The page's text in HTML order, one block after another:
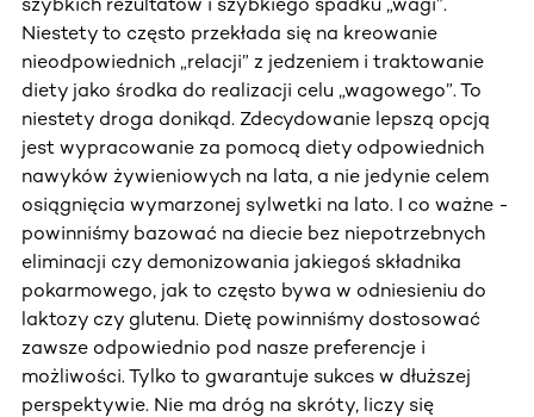
Niestety to często przekłada się na kreowanie
nieodpowiednich „relacji” z jedzeniem i traktowanie
diety jako środka do realizacji celu „wagowego”. To
niestety droga donikąd. Zdecydowanie lepszą opcją
jest wypracowanie za pomocą diety odpowiednich
nawyków żywieniowych na lata, a nie jedynie celem
osiągnięcia wymarzonej sylwetki na lato. I co ważne -
powinniśmy bazować na diecie bez niepotrzebnych
eliminacji czy demonizowania jakiegoś składnika
pokarmowego, jak to często bywa w odniesieniu do
laktozy czy glutenu. Dietę powinniśmy dostosować
zawsze odpowiednio pod nasze preferencje i
możliwości. Tylko to gwarantuje sukces w dłuższej
perspektywie. Nie ma dróg na skróty, liczy się